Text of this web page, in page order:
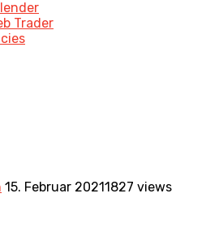
Trader
15. Februar 20211827 views